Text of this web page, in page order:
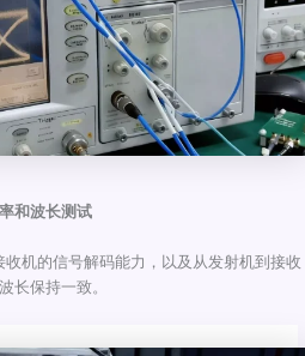
和波长测试
机的信号解码能力，以及从发射机到接收
长保持一致。